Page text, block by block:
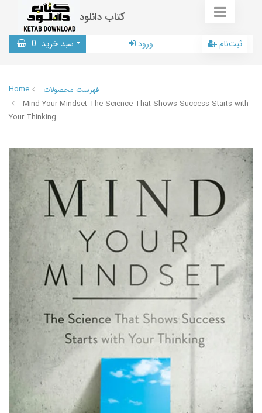
کتاب دانلود
سبد خرید 0 ورود ثبت‌نام
Home
فهرست محصولات
Mind Your Mindset The Science That Shows Success Starts with
Your Thinking